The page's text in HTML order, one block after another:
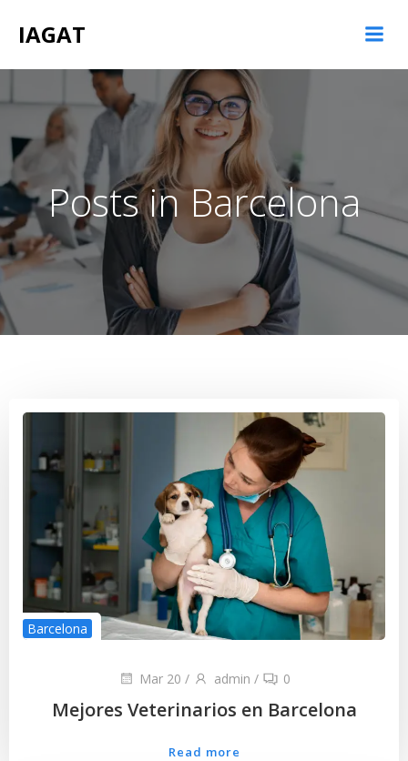
IAGAT
Posts in Barcelona
Barcelona
Mar 20 / admin / 0
Mejores Veterinarios en Barcelona
Read more